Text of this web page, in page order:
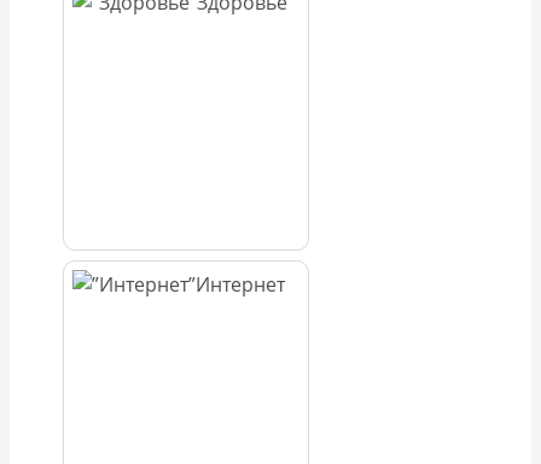
Интернет